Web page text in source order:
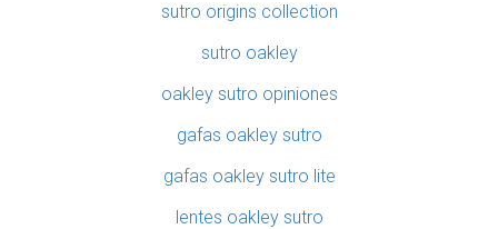
sutro origins collection
sutro oakley
oakley sutro opiniones
gafas oakley sutro
gafas oakley sutro lite
lentes oakley sutro